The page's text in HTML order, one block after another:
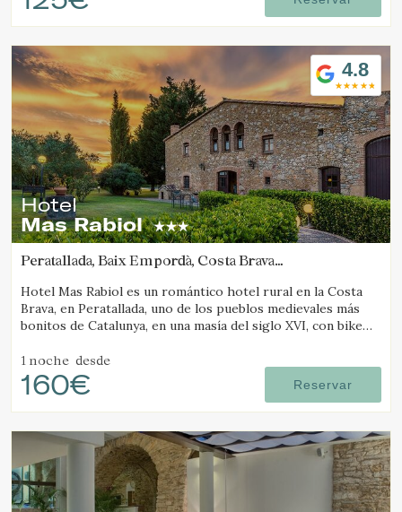
4.8
Hotel
Mas Rabiol
Peratallada, Baix Empordà, Costa Brava
Hotel Mas Rabiol es un romántico hotel rural en la Costa
Brava, en Peratallada, uno de los pueblos medievales más
bonitos de Catalunya, en una masía del siglo XVI, con bike
1 noche desde
160€ Reservar
Modificar cookies